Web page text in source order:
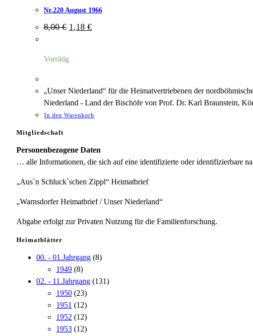
Nr.220 August 1966
8,00€ Ursprünglicher
Preis
1,18 €Aktueller
Preis
Vorrätig
„Unser Niederland“ für die Heimatvertriebenen der
Niederland - Land der Bischöfe von Prof. Dr. Karl Braunstein,
In den Warenkorb
Mitgliedschaft
Personenbezogene Daten
… alle Informationen, die sich auf eine identifizierte oder identifizierbare
„Aus`n Schluck`schen Zippl“ Heimatbrief
„Warnsdorfer Heimatbrief / Unser Niederland“
Abgabe erfolgt zur Privaten Nutzung für die Familienforschung.
Heimatblätter
00. - 01.Jahrgang (8)
1949 (8)
02. - 11.Jahrgang (131)
1950 (23)
1951 (12)
1952 (12)
1953 (12)